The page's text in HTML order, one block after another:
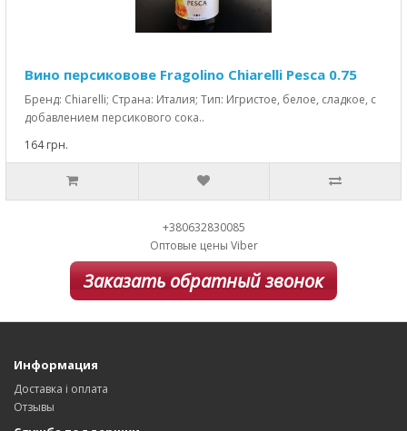
Вино персиковове Fragolino Chiarelli Pesca 0.75
Бренд: Chiarelli; Страна: Италия; Тип: Игристое, белое, сладкое, с
добавлением персикового сока..
164 грн.
+380632830085
Оптовые цены Viber
Заказать обратный звонок
Информация
Доставка і оплата
Отзывы